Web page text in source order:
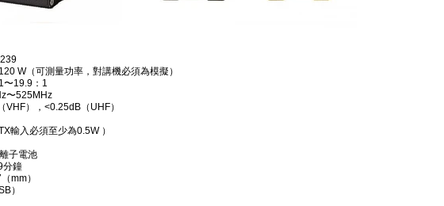
W（可測量功率，對講機必須為模擬）
〜19.9：1
〜525MHz
VHF），<0.25dB（UHF）
輸入必須至少為0.5W ）
子電池
分鐘
mm）
）